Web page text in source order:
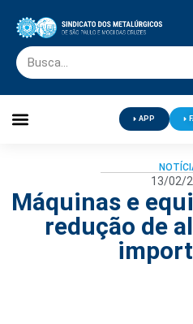
APP
13/02/
Máquinas e
redução de